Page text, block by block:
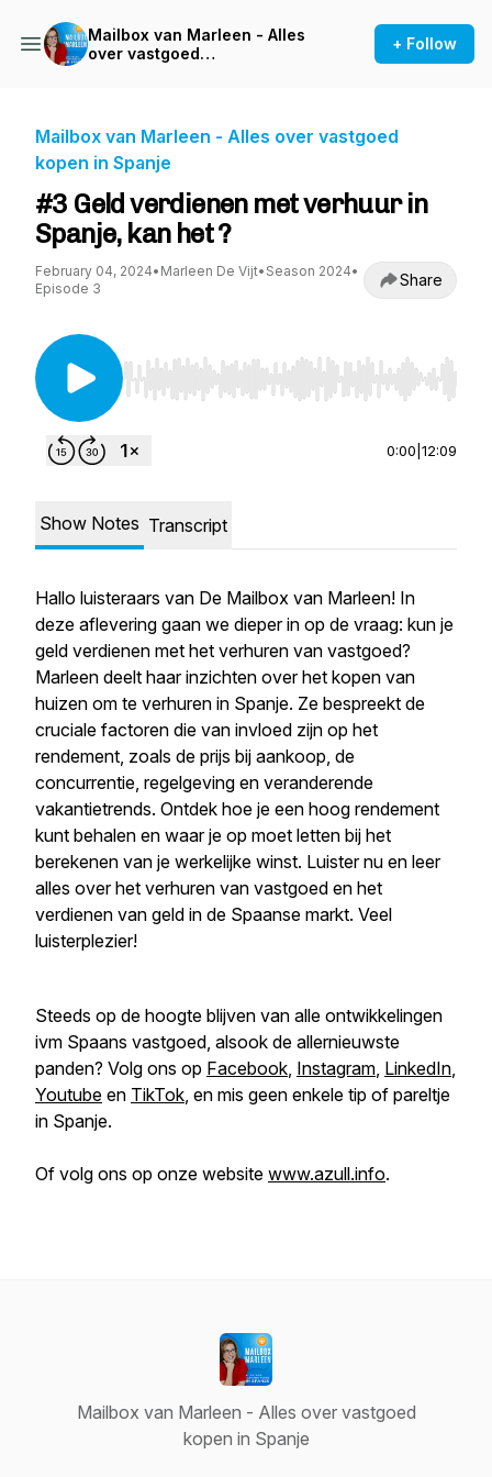
Mailbox van Marleen - Alles
over vastgoed
+ Follow
Mailbox van Marleen - Alles over vastgoed
kopen in Spanje
#3 Geld verdienen met verhuur in
Spanje, kan het ?
February 04, 2024• Marleen De Vijt• Season 2024•
Episode 3
Share
Use Left/Right to seek, Home/End to jump to
0:00 12:09
Show Notes Transcript
Hallo luisteraars van De Mailbox van Marleen! In
deze aflevering gaan we dieper in op de vraag: kun je
geld verdienen met het verhuren van vastgoed?
Marleen deelt haar inzichten over het kopen van
huizen om te verhuren in Spanje. Ze bespreekt de
cruciale factoren die van invloed zijn op het
rendement, zoals de prijs bij aankoop, de
concurrentie, regelgeving en veranderende
vakantietrends. Ontdek hoe je een hoog rendement
kunt behalen en waar je op moet letten bij het
berekenen van je werkelijke winst. Luister nu en leer
alles over het verhuren van vastgoed en het
verdienen van geld in de Spaanse markt. Veel
luisterplezier!
Steeds op de hoogte blijven van alle ontwikkelingen
ivm Spaans vastgoed, alsook de allernieuwste
panden? Volg ons op Facebook, Instagram, LinkedIn,
Youtube en TikTok, en mis geen enkele tip of pareltje
in Spanje.
Of volg ons op onze website www.azull.info.
Mailbox van Marleen - Alles over vastgoed
kopen in Spanje